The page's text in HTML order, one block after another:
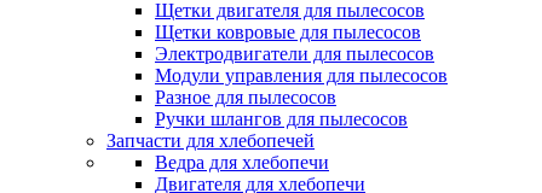
Щетки двигателя для пылесосов
Щетки ковровые для пылесосов
Электродвигатели для пылесосов
Модули управления для пылесосов
Разное для пылесосов
Ручки шлангов для пылесосов
Запчасти для хлебопечей
Ведра для хлебопечи
Двигателя для хлебопечи